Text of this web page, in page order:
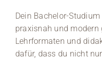
Medien
Stellenangebote
Dein Bachelor-
praxisnah und
Lehrformaten und
dafür, dass du nicht